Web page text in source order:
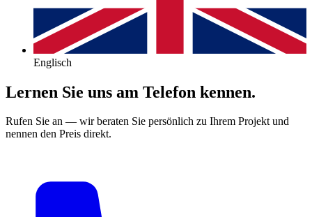
Englisch
Lernen Sie uns am Telefon kennen.
Rufen Sie an — wir beraten Sie persönlich zu Ihrem Projekt und
nennen den Preis direkt.